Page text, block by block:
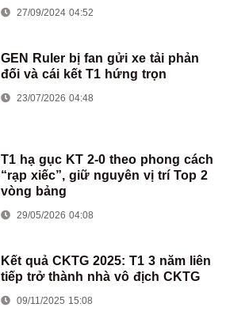
27/09/2024 04:52
GEN Ruler bị fan gửi xe tải phản
đối và cái kết T1 hứng trọn
23/07/2026 04:48
T1 hạ gục KT 2-0 theo phong cách
“rạp xiếc”, giữ nguyên vị trí Top 2
vòng bảng
29/05/2026 04:08
Kết quả CKTG 2025: T1 3 năm liên
tiếp trở thành nhà vô địch CKTG
09/11/2025 15:08